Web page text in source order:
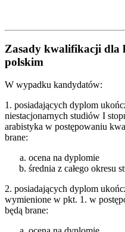
Zasady kwalifikacji dla
polskim
W wypadku kandydatów:
1. posiadających dyplom
niestacjonarnych studiów I
arabistyka w postępowaniu
brane:
ocena na dyplomie
średnia z całego okresu
2. posiadających dyplom
wymienione w pkt. 1. w
będą brane: